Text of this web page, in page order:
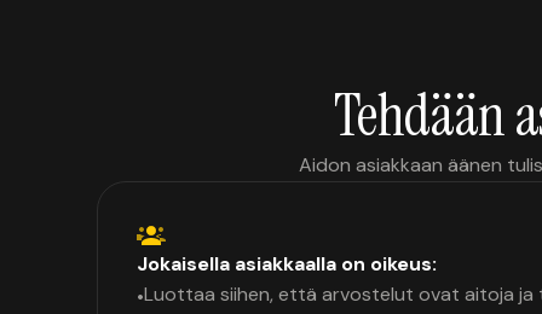
Tehdään
Aidon asiakkaan äänen
Jokaisella asiakkaalla on oikeus:
•Luottaa siihen, että arvostelut ovat aitoja ja